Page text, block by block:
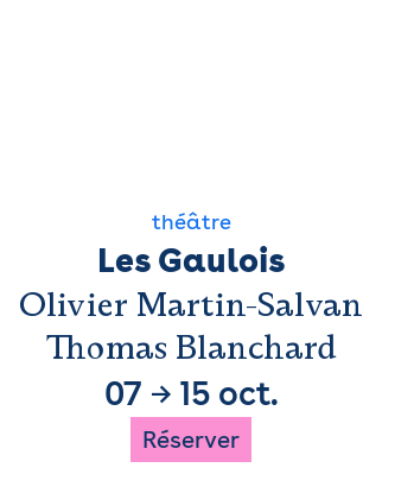
théâtre
Les Gaulois
Olivier Martin-Salvan
Thomas Blanchard
07 → 15 oct.
Réserver